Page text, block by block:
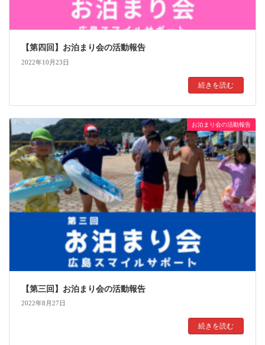
【第四回】お泊まり会の活動報告
2022年10月23日
続きを読む
お泊まり会の活動報告
【第三回】お泊まり会の活動報告
2022年8月27日
続きを読む